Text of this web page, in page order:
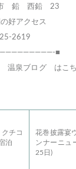
鉛 西鉛 23
好アクセス
2619
■
温泉ブログ はこ
チコ
泊
花巻披露宴
ンナーニュ
25日)